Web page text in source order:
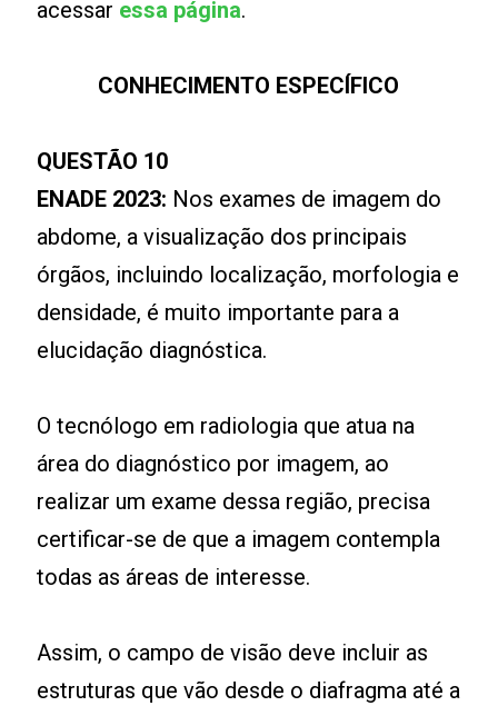
acessar essa página.
CONHECIMENTO ESPECÍFICO
QUESTÃO 10
ENADE 2023: Nos exames de imagem do
abdome, a visualização dos principais
órgãos, incluindo localização, morfologia e
densidade, é muito importante para a
elucidação diagnóstica.
O tecnólogo em radiologia que atua na
área do diagnóstico por imagem, ao
realizar um exame dessa região, precisa
certificar-se de que a imagem contempla
todas as áreas de interesse.
Assim, o campo de visão deve incluir as
estruturas que vão desde o diafragma até a